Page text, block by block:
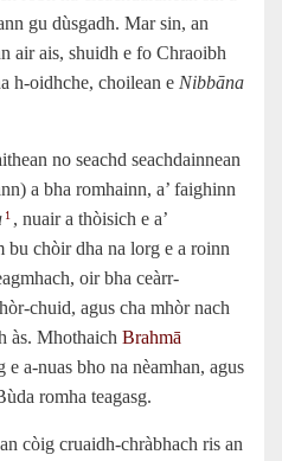
gu dùsgadh. Mar sin, an
air ais, shuidh e fo Chraoibh
h‑oidhche, choilean e Nibbāna
no seachd seachdainnean
a bha romhainn, a’ faighinn
1 , nuair a thòisich e a’
bu chòir dha na lorg e a roinn
oir bha ceàrr-
agus cha mhòr nach
às. Mhothaich Brahmā
e a‑nuas bho na nèamhan, agus
romha teagasg.
còig cruaidh-chràbhach ris an